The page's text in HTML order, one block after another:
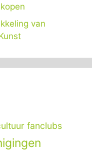
van
fanclubs